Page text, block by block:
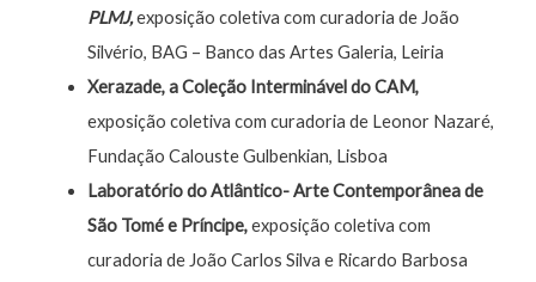
PLMJ,exposição coletiva com curadoria de João
Silvério, BAG – Banco das Artes Galeria, Leiria
Xerazade, a Coleção Interminável do CAM,
exposição coletiva com curadoria de Leonor Nazaré,
Fundação Calouste Gulbenkian, Lisboa
Laboratório do Atlântico- Arte Contemporânea de
São Tomé e Príncipe,exposição coletiva com
curadoria de João Carlos Silva e Ricardo Barbosa